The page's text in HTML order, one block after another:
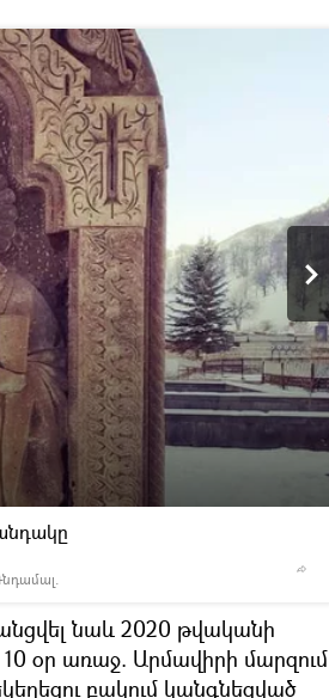
նաև 2020 թվականի
օր առաջ. Արմավիրի մարզում
բակում կանգնեցված